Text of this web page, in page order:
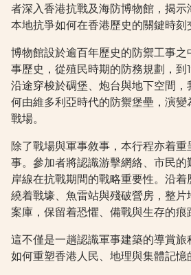
者深入香港抗戰及海防博物館，揭
本地抗爭如何在香港歷史的關鍵時刻
博物館設於逾百年歷史的防禦工事
事歷史，從殖民時期的防務規劃，到
沿途穿梭於碉堡、炮台與地下空間
何由維多利亞時代的防禦堡壘，演
戰場。
除了戰場與軍事敘事，本行程亦着
事。參加者將認識游擊網絡、市民
岸線在抗戰期間的戰略重要性。沿
繞着戰壕、魚雷站與殘破營房，整
案庫，保留着恐懼、備戰與生存的痕
這不僅是一趟認識軍事建築的導賞
如何重塑香港人民、地理與集體記憶